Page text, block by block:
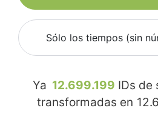
Sólo los tiempos (sin
Ya 12.699.199 IDs de
transformadas en